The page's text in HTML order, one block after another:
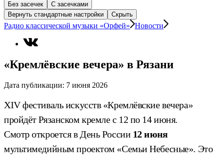
Без засечек
С засечками
Вернуть стандартные настройки
Скрыть
Радио классической музыки «Орфей» Новости
«Кремлёвские вечера» в Рязани
Дата публикации: 7 июня 2026
XIV фестиваль искусств «Кремлёвские вечера»
пройдёт Рязанском кремле с 12 по 14 июня.
Смотр откроется в День России 12 июня
мультимедийным проектом «Семьи Небесные». Это